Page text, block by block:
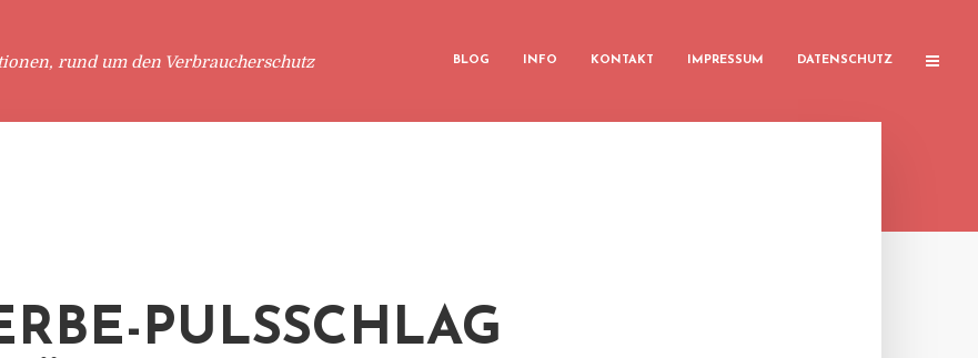
rund um den Verbraucherschutz BLOG INFO KONTAKT IMPRESSUM DATENSCHUTZ
PULSSCHLAG